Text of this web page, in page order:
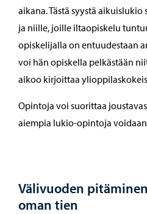
aikana. Tästä syystä
ja niille, joille iltaopiskelu
opiskelijalla on entuudestaan
voi hän opiskella pelkästään
aikoo kirjoittaa
Opintoja voi suorittaa
aiempia lukio-opintoja
Välivuoden
oman tien